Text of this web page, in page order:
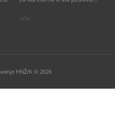
više..
HNŽ/K © 2026